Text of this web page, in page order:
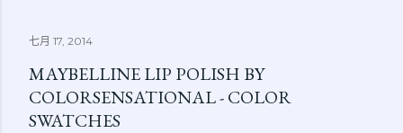
七月 17, 2014
MAYBELLINE LIP POLISH BY
COLORSENSATIONAL - COLOR
SWATCHES